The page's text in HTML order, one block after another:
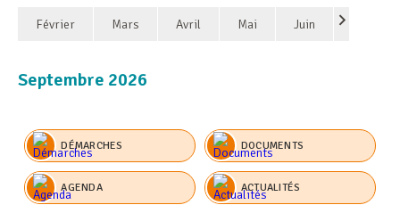
Février Mars Avril Mai Juin
Septembre 2026
DÉMARCHES DOCUMENTS
AGENDA ACTUALITÉS